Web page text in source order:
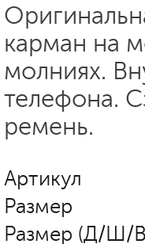
карман на
молниях.
телефона.
ремень.
Артикул
Размер
Размер (Д/Ш/